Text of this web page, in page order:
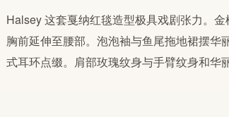
Halsey 这套戛纳红毯造型极具戏剧张力。
胸前延伸至腰部。泡泡袖与鱼尾拖地裙摆
式耳环点缀。肩部玫瑰纹身与手臂纹身和华